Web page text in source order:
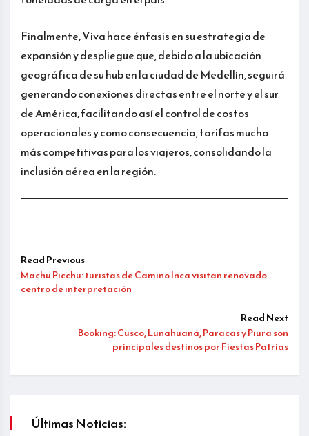
Finalmente, Viva hace énfasis en su estrategia de
expansión y despliegue que, debido a la ubicación
geográfica de su hub en la ciudad de Medellín, seguirá
generando conexiones directas entre el norte y el sur
de América, facilitando así el control de costos
operacionales y como consecuencia, tarifas mucho
más competitivas para los viajeros, consolidando la
inclusión aérea en la región.
Read Previous
Machu Picchu: turistas de Camino Inca visitan renovado
centro de interpretación
Read Next
Booking: Cusco, Lunahuaná, Paracas y Piura son
principales destinos por Fiestas Patrias
Últimas Noticias: